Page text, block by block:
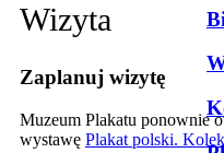
Wizyta
Zaplanuj wizytę
Muzeum Plakatu ponownie
wystawę Plakat polski.